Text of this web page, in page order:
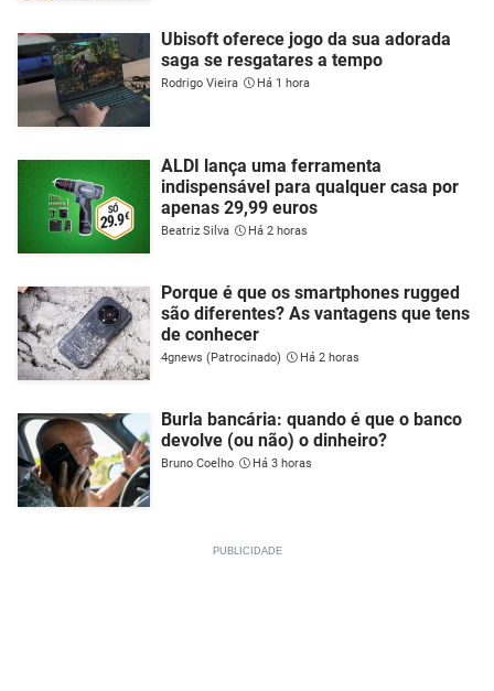
Ubisoft oferece jogo da sua adorada
saga se resgatares a tempo
Rodrigo Vieira Há 1 hora
ALDI lança uma ferramenta
indispensável para qualquer casa por
apenas 29,99 euros
Beatriz Silva Há 2 horas
Porque é que os smartphones rugged
são diferentes? As vantagens que tens
de conhecer
4gnews (Patrocinado) Há 2 horas
Burla bancária: quando é que o banco
devolve (ou não) o dinheiro?
Bruno Coelho Há 3 horas